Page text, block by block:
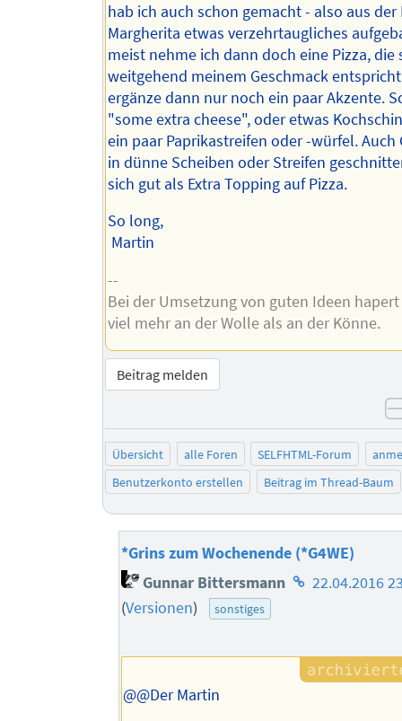
hab ich auch schon gemacht - also aus der
Margherita etwas verzehrtaugliches
meist nehme ich dann doch eine Pizza, die
weitgehend meinem Geschmack
ergänze dann nur noch ein paar Akzente.
"some extra cheese", oder etwas
ein paar Paprikastreifen oder -würfel. Auch
in dünne Scheiben oder Streifen
sich gut als Extra Topping auf Pizza.
So long,
Martin
--
Bei der Umsetzung von guten Ideen
viel mehr an der Wolle als an der Könne.
Beitrag melden
Übersicht alle Foren SELFHTML-Forum
Benutzerkonto erstellen
Beitrag im Thread-Baum
*Grins zum Wochenende (*G4WE)
Gunnar Bittersmann Homepage
22.04.2016
(Versionen) sonstiges
@@Der Martin